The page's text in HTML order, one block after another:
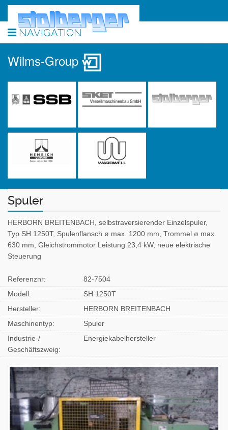
NAVIGATION
Wilms-Group
Spuler
HERBORN BREITENBACH, selbstraversierender Einzelspuler,
Typ SH 1250T, Spulenflansch ø max. 1200 mm, Trommel ø max.
630 mm, Gleichstrommotor Leistung 23,4 kW, neue elektrische
Steuerung
Referenznr:
82-7504
Modell:
SH 1250T
Hersteller:
HERBORN BREITENBACH
Maschinentyp:
Spuler
Industrie-/
Geschäftszweig:
Energiekabelhersteller